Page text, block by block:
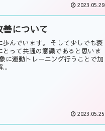
2023.05.29
について
んでいます。 そして少しでも衰
って共通の意識であると思いま
に運動トレーニング行うことで加
...
2023.05.25